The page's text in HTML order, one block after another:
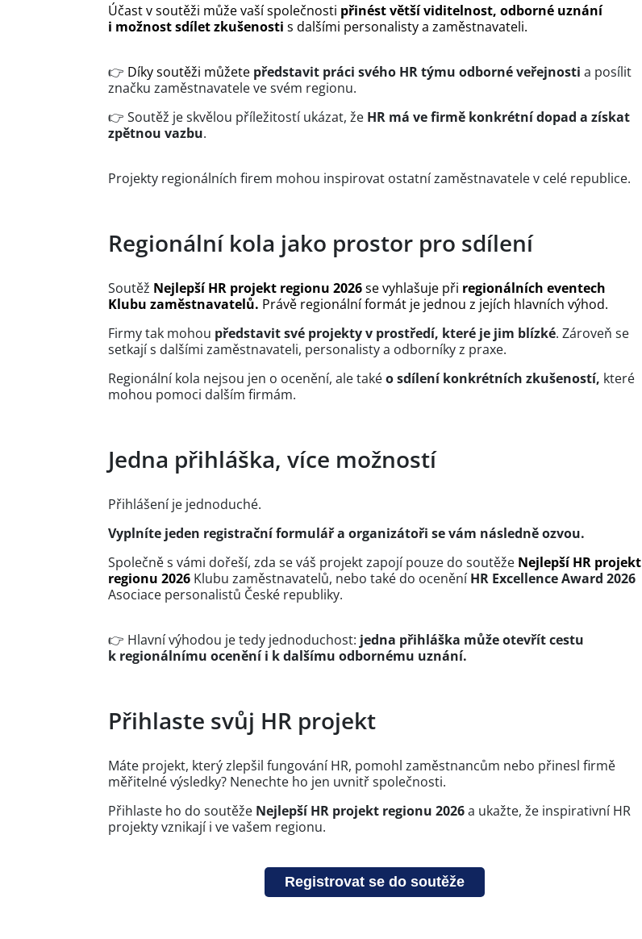
Účast v soutěži může vaší společnosti přinést větší viditelnost, odborné uznání
i možnost sdílet zkušenosti s dalšími personalisty a zaměstnavateli.
👉 Díky soutěži můžete představit práci svého HR týmu odborné veřejnosti a posílit
značku zaměstnavatele ve svém regionu.
👉 Soutěž je skvělou příležitostí ukázat, že HR má ve firmě konkrétní dopad a získat
zpětnou vazbu.
Projekty regionálních firem mohou inspirovat ostatní zaměstnavatele v celé republice.
Regionální kola jako prostor pro sdílení
Soutěž Nejlepší HR projekt regionu 2026se vyhlašuje při regionálních eventech
Klubu zaměstnavatelů. Právě regionální formát je jednou z jejích hlavních výhod.
Firmy tak mohou představit své projekty v prostředí, které je jim blízké. Zároveň se
setkají s dalšími zaměstnavateli, personalisty a odborníky z praxe.
Regionální kola nejsou jen o ocenění, ale takéo sdílení konkrétních zkušeností, které
mohou pomoci dalším firmám.
Jedna přihláška, více možností
Přihlášení je jednoduché.
Vyplníte jeden registrační formulář a organizátoři se vám následně ozvou.
Společně s vámi dořeší, zda se váš projekt zapojí pouze do soutěže Nejlepší HR projekt
regionu 2026 Klubu zaměstnavatelů, nebo také do oceněníHR Excellence Award 2026
Asociace personalistů České republiky.
👉 Hlavní výhodou je tedy jednoduchost: jedna přihláška může otevřít cestu
k regionálnímu ocenění i k dalšímu odbornému uznání.
Přihlaste svůj HR projekt
Máte projekt, který zlepšil fungování HR, pomohl zaměstnancům nebo přinesl firmě
měřitelné výsledky? Nenechte ho jen uvnitř společnosti.
Přihlaste ho do soutěže Nejlepší HR projekt regionu 2026a ukažte, že inspirativní HR
projekty vznikají i ve vašem regionu.
Registrovat se do soutěže